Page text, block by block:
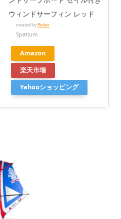
ウィンドサーフィン レッド
created by Rinker
Spatium
Amazon
楽天市場
Yahooショッピング